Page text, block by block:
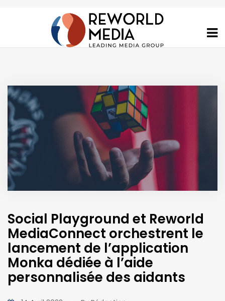
Social Playground et Reworld
MediaConnect orchestrent le
lancement de l’application
Monka dédiée à l’aide
personnalisée des aidants